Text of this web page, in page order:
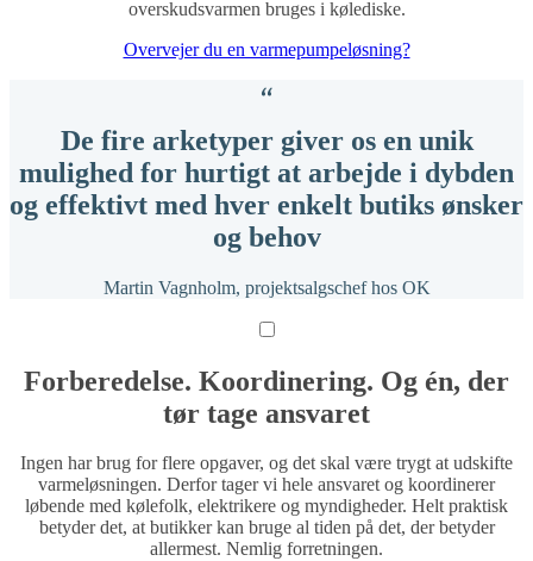
overskudsvarmen bruges i kølediske.
Overvejer du en varmepumpeløsning?
De fire arketyper giver os en unik
mulighed for hurtigt at arbejde i dybden
og effektivt med hver enkelt butiks ønsker
og behov
Martin Vagnholm, projektsalgschef hos OK
Forberedelse. Koordinering. Og én, der
tør tage ansvaret
Ingen har brug for flere opgaver, og det skal være trygt at udskifte
varmeløsningen. Derfor tager vi hele ansvaret og koordinerer
løbende med kølefolk, elektrikere og myndigheder. Helt praktisk
betyder det, at butikker kan bruge al tiden på det, der betyder
allermest. Nemlig forretningen.